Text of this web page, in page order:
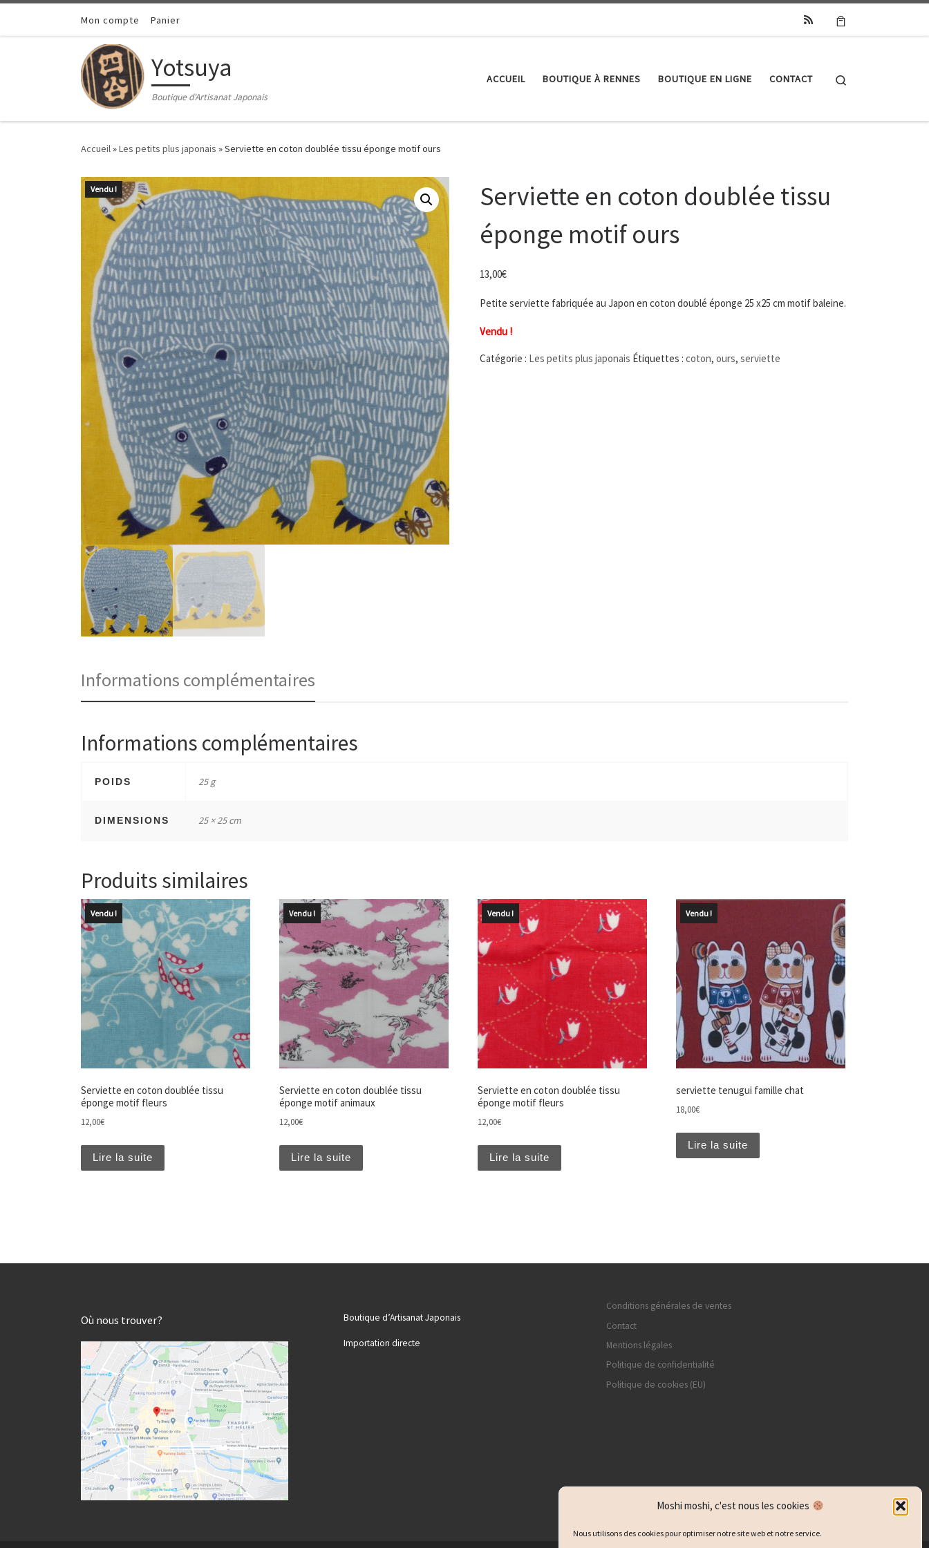
Moshi moshi, c'est nous les cookies
Nous utilisons des cookies pour optimiser notre site web et notre service.
Passer au contenuMon compte Panier
Yotsuya
Boutique d'Artisanat Japonais
ACCUEIL BOUTIQUE À RENNES BOUTIQUE EN LIGNE CONTACT
Accueil»Les petits plus japonais »Serviette en coton doublée tissu éponge motif ours
Vendu !
Serviette en coton doublée tissu
éponge motif ours
13,00€
Petite serviette fabriquée au Japon en coton doublé éponge 25 x25 cm motif baleine.
Vendu !
Catégorie : Les petits plus japonais Étiquettes :coton,ours,serviette
Informations complémentaires
Informations complémentaires
POIDS 25 g
DIMENSIONS 25 × 25 cm
Produits similaires
Vendu !
Serviette en coton doublée tissu
éponge motif fleurs
12,00€
Lire la suite
Vendu !
Serviette en coton doublée tissu
éponge motif animaux
12,00€
Lire la suite
Vendu !
Serviette en coton doublée tissu
éponge motif fleurs
12,00€
Lire la suite
Vendu !
serviette tenugui famille chat
18,00€
Lire la suite
Où nous trouver? Boutique d’Artisanat Japonais
Importation directe
Conditions générales de ventes
Contact
Mentions légales
Politique de confidentialité
Politique de cookies (EU)